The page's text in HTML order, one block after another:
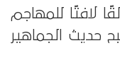
لافتًا للمهاجم
حديث الجماهير